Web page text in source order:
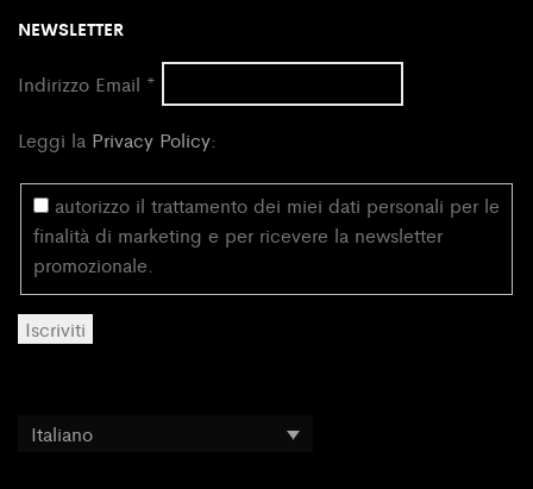
NEWSLETTER
Indirizzo Email *
Leggi la Privacy Policy:
autorizzo il trattamento dei miei dati personali per le
finalità di marketing e per ricevere la newsletter
promozionale.
Italiano